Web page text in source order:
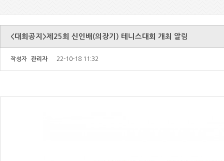
<대회공지>제25회 신인배(의장기) 테니스대회 개최 알림
작성자 관리자 22-10-18 11:32